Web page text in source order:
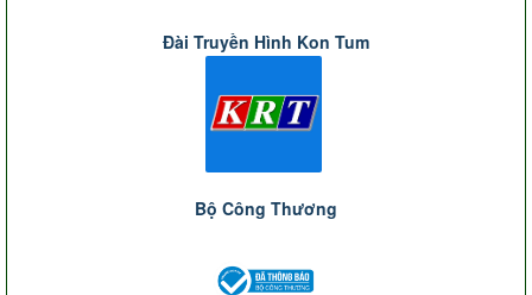
Đài Truyền Hình Kon Tum
Bộ Công Thương